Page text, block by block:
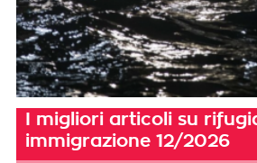
I migliori articoli su
immigrazione 12/2026